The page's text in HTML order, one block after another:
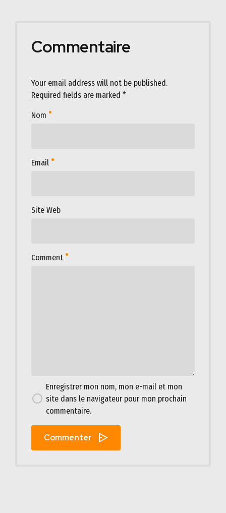
Commentaire
Your email address will not be published.
Required fields are marked *
Comment
Nom
Email
Site Web
Enregistrer mon nom, mon e-mail et mon
site dans le navigateur pour mon prochain
commentaire.
Commenter